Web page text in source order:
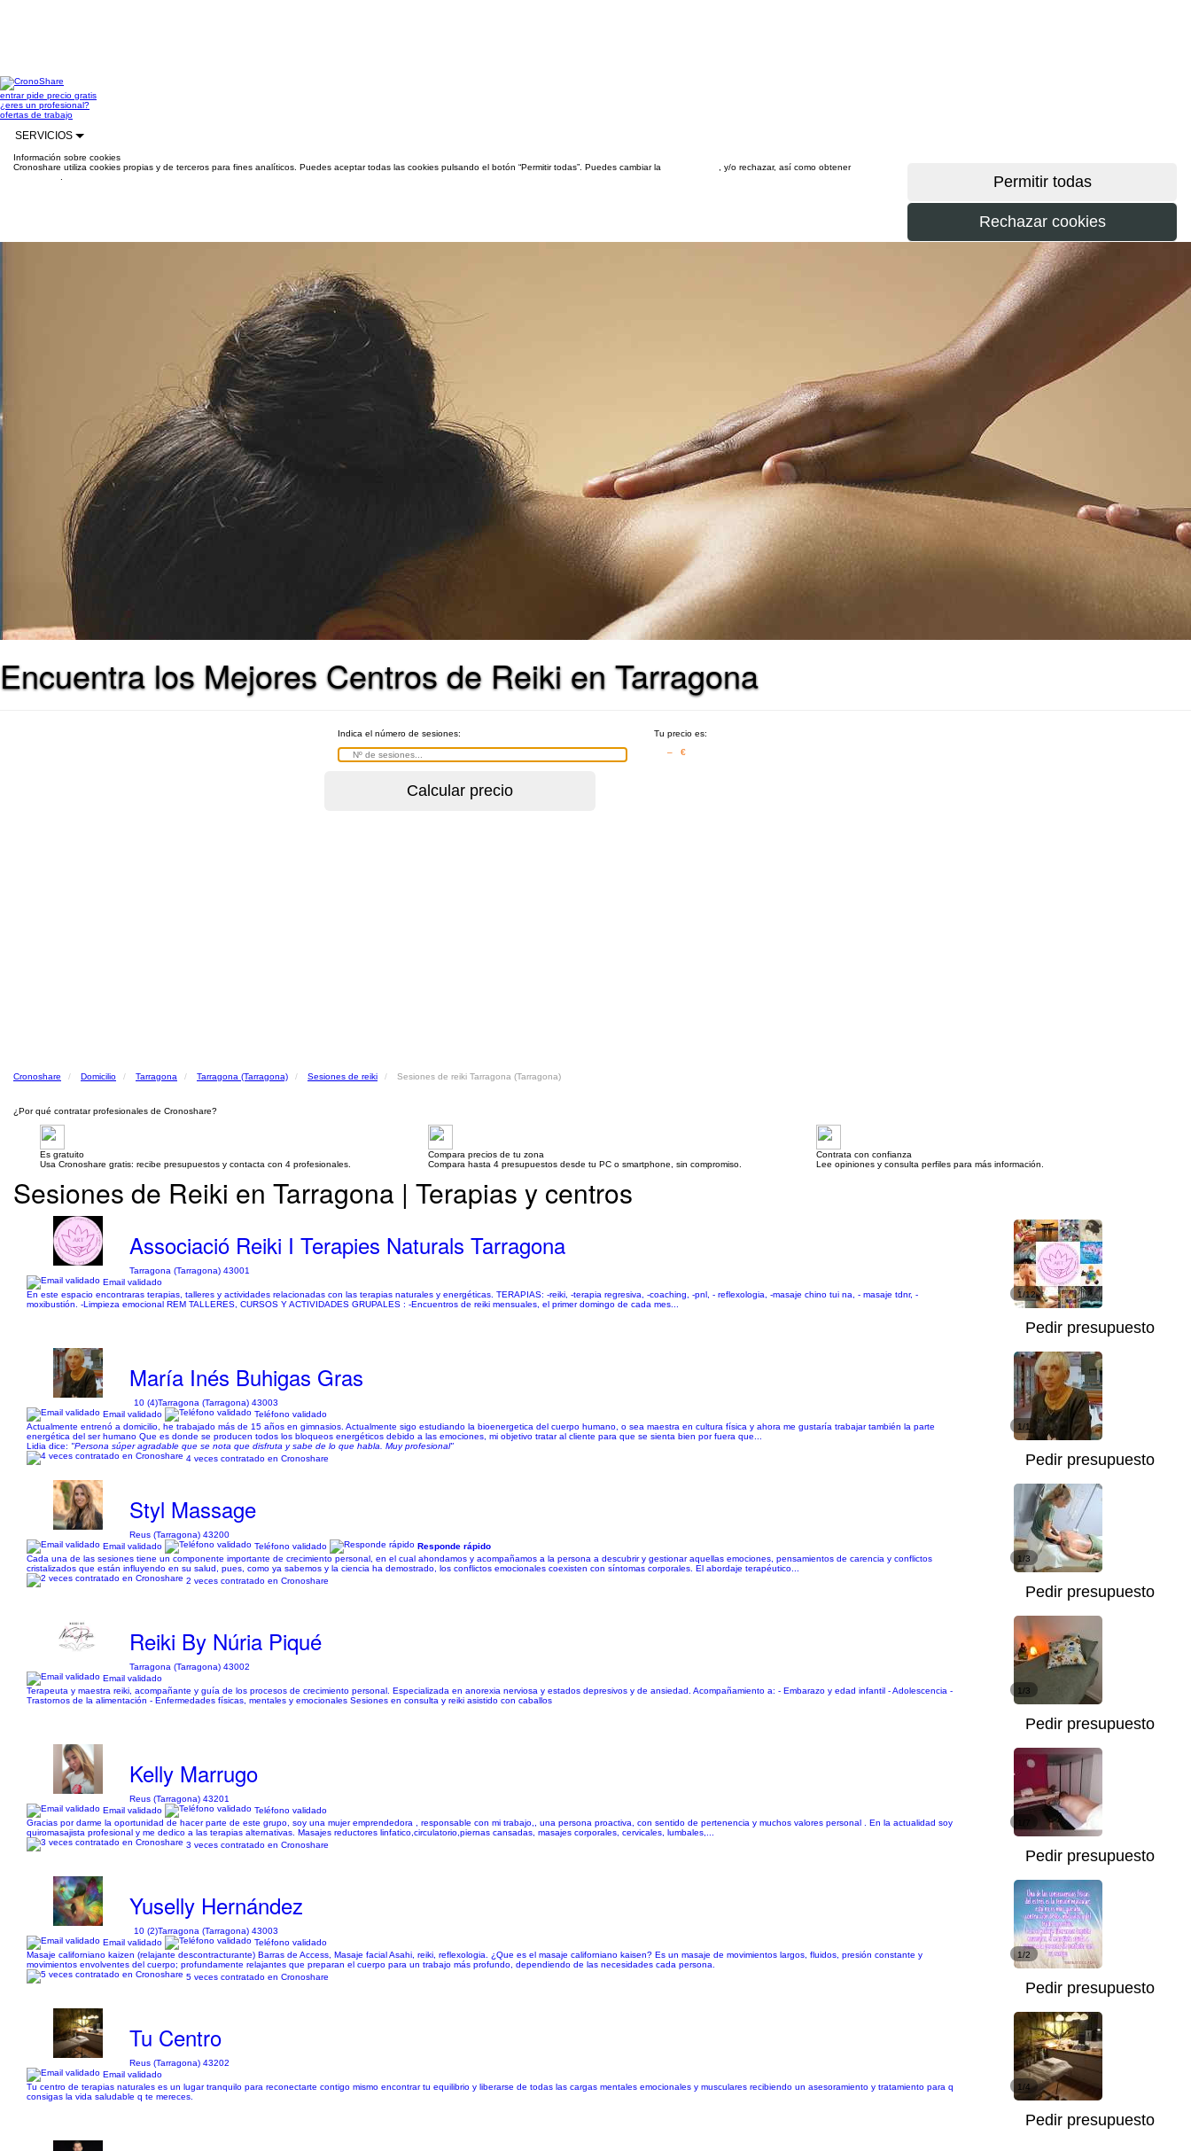
entrarpide precio gratis
¿eres un profesional?
ofertas de trabajo
SERVICIOS
Información sobre cookies
Cronoshare utiliza cookies propias y de terceros para fines analíticos. Puedes aceptar todas las cookies pulsando el botón “Permitir todas”. Puedes cambiar la
, y/o rechazar, así como obtener
Encuentra los Mejores Centros de Reiki en Tarragona
Indica el número de sesiones:
Tu precio es:
– €
Cronoshare Domicilio Tarragona Tarragona (Tarragona) Sesiones de reiki Sesiones de reiki Tarragona (Tarragona)
¿Por qué contratar profesionales de Cronoshare?
Es gratuito
Usa Cronoshare gratis: recibe presupuestos y contacta con 4 profesionales.
Compara precios de tu zona
Compara hasta 4 presupuestos desde tu PC o smartphone, sin compromiso.
Contrata con confianza
Lee opiniones y consulta perfiles para más información.
Sesiones de Reiki en Tarragona | Terapias y centros
Associació Reiki I Terapies Naturals Tarragona
Tarragona (Tarragona) 43001
Email validado
En este espacio encontraras terapias, talleres y actividades relacionadas con las terapias naturales y energéticas. TERAPIAS: -reiki, -terapia regresiva, -coaching, -pnl, - reflexologia, -masaje chino tui na, - masaje tdnr, -
moxibustión. -Limpieza emocional REM TALLERES, CURSOS Y ACTIVIDADES GRUPALES : -Encuentros de reiki mensuales, el primer domingo de cada mes...
1/12
Pedir presupuesto
María Inés Buhigas Gras
10 (4)Tarragona (Tarragona) 43003
Email validado
Teléfono validado
Actualmente entrenó a domicilio, he trabajado más de 15 años en gimnasios. Actualmente sigo estudiando la bioenergetica del cuerpo humano, o sea maestra en cultura física y ahora me gustaría trabajar también la parte
energética del ser humano Que es donde se producen todos los bloqueos energéticos debido a las emociones, mi objetivo tratar al cliente para que se sienta bien por fuera que...
Lidia dice: "Persona súper agradable que se nota que disfruta y sabe de lo que habla. Muy profesional"
4 veces contratado en Cronoshare
1/1
Pedir presupuesto
Styl Massage
Reus (Tarragona) 43200
Email validado
Teléfono validado
Responde rápido
Cada una de las sesiones tiene un componente importante de crecimiento personal, en el cual ahondamos y acompañamos a la persona a descubrir y gestionar aquellas emociones, pensamientos de carencia y conflictos
cristalizados que están influyendo en su salud, pues, como ya sabemos y la ciencia ha demostrado, los conflictos emocionales coexisten con síntomas corporales. El abordaje terapéutico...
2 veces contratado en Cronoshare
1/3
Pedir presupuesto
Reiki By Núria Piqué
Tarragona (Tarragona) 43002
Email validado
Terapeuta y maestra reiki, acompañante y guía de los procesos de crecimiento personal. Especializada en anorexia nerviosa y estados depresivos y de ansiedad. Acompañamiento a: - Embarazo y edad infantil - Adolescencia -
Trastornos de la alimentación - Enfermedades físicas, mentales y emocionales Sesiones en consulta y reiki asistido con caballos
1/3
Pedir presupuesto
Kelly Marrugo
Reus (Tarragona) 43201
Email validado
Teléfono validado
Gracias por darme la oportunidad de hacer parte de este grupo, soy una mujer emprendedora , responsable con mi trabajo,, una persona proactiva, con sentido de pertenencia y muchos valores personal . En la actualidad soy
quiromasajista profesional y me dedico a las terapias alternativas. Masajes reductores linfatico,circulatorio,piernas cansadas, masajes corporales, cervicales, lumbales,...
3 veces contratado en Cronoshare
1/7
Pedir presupuesto
Yuselly Hernández
10 (2)Tarragona (Tarragona) 43003
Email validado
Teléfono validado
Masaje californiano kaizen (relajante descontracturante) Barras de Access, Masaje facial Asahi, reiki, reflexologia. ¿Que es el masaje californiano kaisen? Es un masaje de movimientos largos, fluidos, presión constante y
movimientos envolventes del cuerpo; profundamente relajantes que preparan el cuerpo para un trabajo más profundo, dependiendo de las necesidades cada persona.
5 veces contratado en Cronoshare
1/2
Pedir presupuesto
Tu Centro
Reus (Tarragona) 43202
Email validado
Tu centro de terapias naturales es un lugar tranquilo para reconectarte contigo mismo encontrar tu equilibrio y liberarse de todas las cargas mentales emocionales y musculares recibiendo un asesoramiento y tratamiento para q
consigas la vida saludable q te mereces.
1/4
Pedir presupuesto